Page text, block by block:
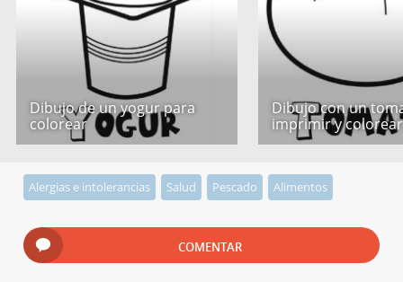
Dibujo de un yogur para
colorear
Dibujo con un
imprimir y colorear
Alergias e intolerancias Salud Pescado Alimentos
COMENTAR